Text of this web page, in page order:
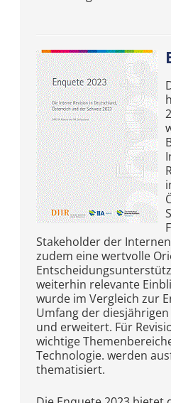
Stakeholder der
zudem eine wertvolle
weiterhin relevante
wurde im Vergleich zur
Umfang der
und erweitert. Für
wichtige
Technologie. werden
thematisiert.